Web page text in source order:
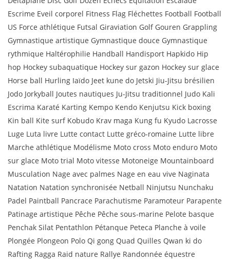
Escrime Eveil corporel Fitness Flag Fléchettes Football Football
US Force athlétique Futsal Giraviation Golf Gouren Grappling
Gymnastique artistique Gymnastique douce Gymnastique
rythmique Haltérophilie Handball Handisport Hapkido Hip
hop Hockey subaquatique Hockey sur gazon Hockey sur glace
Horse ball Hurling Iaïdo Jeet kune do Jetski Jiu-Jitsu brésilien
Jodo Jorkyball Joutes nautiques Ju-Jitsu traditionnel Judo Kali
Escrima Karaté Karting Kempo Kendo Kenjutsu Kick boxing
Kin ball Kite surf Kobudo Krav maga Kung fu Kyudo Lacrosse
Luge Luta livre Lutte contact Lutte gréco-romaine Lutte libre
Marche athlétique Modélisme Moto cross Moto enduro Moto
sur glace Moto trial Moto vitesse Motoneige Mountainboard
Musculation Nage avec palmes Nage en eau vive Naginata
Natation Natation synchronisée Netball Ninjutsu Nunchaku
Padel Paintball Pancrace Parachutisme Paramoteur Parapente
Patinage artistique Pêche Pêche sous-marine Pelote basque
Penchak Silat Pentathlon Pétanque Peteca Planche à voile
Plongée Plongeon Polo Qi gong Quad Quilles Qwan ki do
Rafting Ragga Raid nature Rallye Randonnée équestre